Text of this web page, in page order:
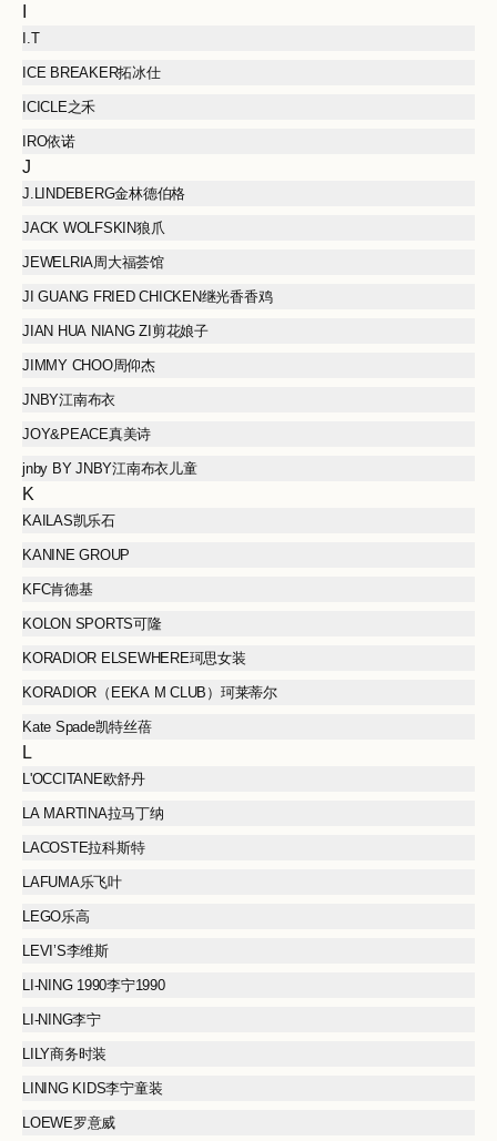
I.T
ICE BREAKER拓冰仕
ICICLE之禾
IRO依诺
J
J.LINDEBERG金林德伯格
JACK WOLFSKIN狼爪
JEWELRIA周大福荟馆
JI GUANG FRIED CHICKEN继光香香鸡
JIAN HUA NIANG ZI剪花娘子
JIMMY CHOO周仰杰
JNBY江南布衣
JOY&PEACE真美诗
jnby BY JNBY江南布衣儿童
K
KAILAS凯乐石
KANINE GROUP
KFC肯德基
KOLON SPORTS可隆
KORADIOR ELSEWHERE珂思女装
KORADIOR（EEKA M CLUB）珂莱蒂尔
Kate Spade凯特丝蓓
L
L'OCCITANE欧舒丹
LA MARTINA拉马丁纳
LACOSTE拉科斯特
LAFUMA乐飞叶
LEGO乐高
LEVI’S李维斯
LI-NING 1990李宁1990
LI-NING李宁
LILY商务时装
LINING KIDS李宁童装
LOEWE罗意威